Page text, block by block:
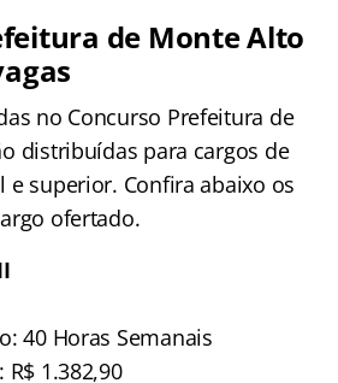
de Monte Alto
no Concurso Prefeitura de
distribuídas para cargos de
e superior. Confira abaixo os
ofertado.
40 Horas Semanais
1.382,90